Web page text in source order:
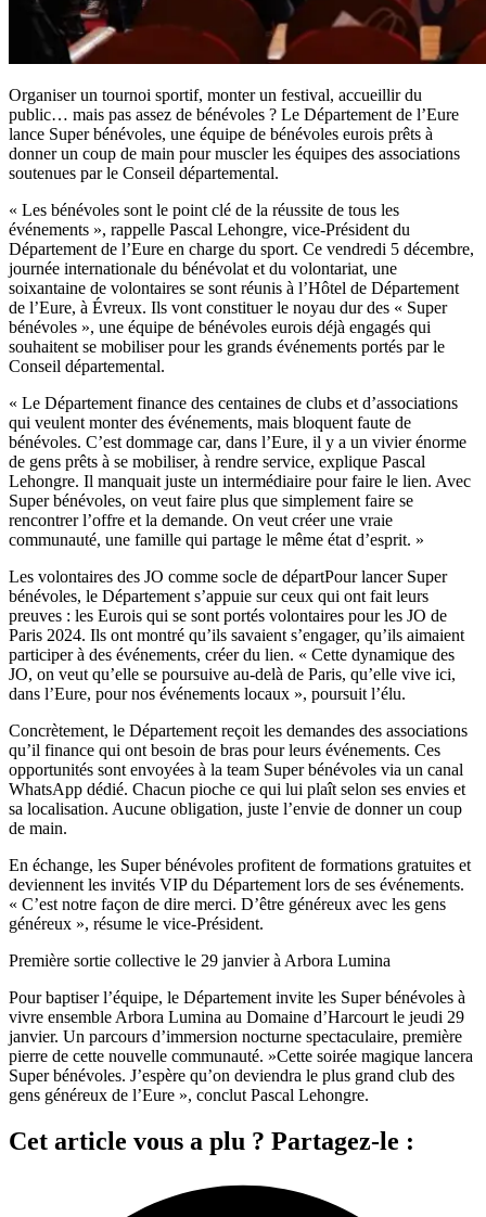
Organiser un tournoi sportif, monter un festival, accueillir du
public… mais pas assez de bénévoles ? Le Département de l’Eure
lance Super bénévoles, une équipe de bénévoles eurois prêts à
donner un coup de main pour muscler les équipes des associations
soutenues par le Conseil départemental.
« Les bénévoles sont le point clé de la réussite de tous les
événements », rappelle Pascal Lehongre, vice-Président du
Département de l’Eure en charge du sport. Ce vendredi 5 décembre,
journée internationale du bénévolat et du volontariat, une
soixantaine de volontaires se sont réunis à l’Hôtel de Département
de l’Eure, à Évreux. Ils vont constituer le noyau dur des « Super
bénévoles », une équipe de bénévoles eurois déjà engagés qui
souhaitent se mobiliser pour les grands événements portés par le
Conseil départemental.
« Le Département finance des centaines de clubs et d’associations
qui veulent monter des événements, mais bloquent faute de
bénévoles. C’est dommage car, dans l’Eure, il y a un vivier énorme
de gens prêts à se mobiliser, à rendre service, explique Pascal
Lehongre. Il manquait juste un intermédiaire pour faire le lien. Avec
Super bénévoles, on veut faire plus que simplement faire se
rencontrer l’offre et la demande. On veut créer une vraie
communauté, une famille qui partage le même état d’esprit. »
Les volontaires des JO comme socle de départPour lancer Super
bénévoles, le Département s’appuie sur ceux qui ont fait leurs
preuves : les Eurois qui se sont portés volontaires pour les JO de
Paris 2024. Ils ont montré qu’ils savaient s’engager, qu’ils aimaient
participer à des événements, créer du lien. « Cette dynamique des
JO, on veut qu’elle se poursuive au-delà de Paris, qu’elle vive ici,
dans l’Eure, pour nos événements locaux », poursuit l’élu.
Concrètement, le Département reçoit les demandes des associations
qu’il finance qui ont besoin de bras pour leurs événements. Ces
opportunités sont envoyées à la team Super bénévoles via un canal
WhatsApp dédié. Chacun pioche ce qui lui plaît selon ses envies et
sa localisation. Aucune obligation, juste l’envie de donner un coup
de main.
En échange, les Super bénévoles profitent de formations gratuites et
deviennent les invités VIP du Département lors de ses événements.
« C’est notre façon de dire merci. D’être généreux avec les gens
généreux », résume le vice-Président.
Première sortie collective le 29 janvier à Arbora Lumina
Pour baptiser l’équipe, le Département invite les Super bénévoles à
vivre ensemble Arbora Lumina au Domaine d’Harcourt le jeudi 29
janvier. Un parcours d’immersion nocturne spectaculaire, première
pierre de cette nouvelle communauté. »Cette soirée magique lancera
Super bénévoles. J’espère qu’on deviendra le plus grand club des
gens généreux de l’Eure », conclut Pascal Lehongre.
Cet article vous a plu ? Partagez-le :